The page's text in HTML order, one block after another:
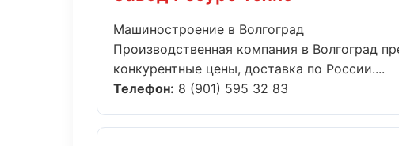
Машиностроение в Волгоград
Производственная компания в Волгоград
конкурентные цены, доставка по России....
Телефон: 8 (901) 595 32 83